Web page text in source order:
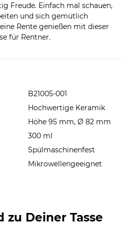
Freude. Einfach mal schauen,
und sich gemütlich
Rente genießen mit dieser
für Rentner.
B21005-001
Hochwertige Keramik
Höhe 95 mm, Ø 82 mm
300 ml
Spülmaschinenfest
Mikrowellengeeignet
zu Deiner Tasse